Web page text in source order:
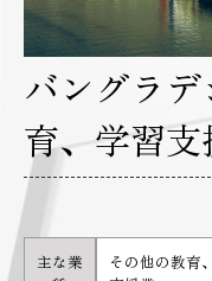
バングラ
育、学習
主な業
その他の教育